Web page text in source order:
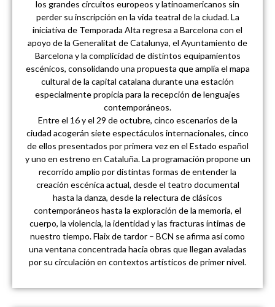
los grandes circuitos europeos y latinoamericanos sin
perder su inscripción en la vida teatral de la ciudad. La
iniciativa de Temporada Alta regresa a Barcelona con el
apoyo de la Generalitat de Catalunya, el Ayuntamiento de
Barcelona y la complicidad de distintos equipamientos
escénicos, consolidando una propuesta que amplía el mapa
cultural de la capital catalana durante una estación
especialmente propicia para la recepción de lenguajes
contemporáneos.
Entre el 16 y el 29 de octubre, cinco escenarios de la
ciudad acogerán siete espectáculos internacionales, cinco
de ellos presentados por primera vez en el Estado español
y uno en estreno en Cataluña. La programación propone un
recorrido amplio por distintas formas de entender la
creación escénica actual, desde el teatro documental
hasta la danza, desde la relectura de clásicos
contemporáneos hasta la exploración de la memoria, el
cuerpo, la violencia, la identidad y las fracturas íntimas de
nuestro tiempo. Flaix de tardor – BCN se afirma así como
una ventana concentrada hacia obras que llegan avaladas
por su circulación en contextos artísticos de primer nivel.